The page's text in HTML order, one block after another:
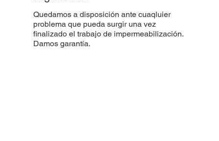
Quedamos a disposición ante cuaqluier
problema que pueda surgir una vez
finalizado el trabajo de impermeabilización.
Damos garantía.